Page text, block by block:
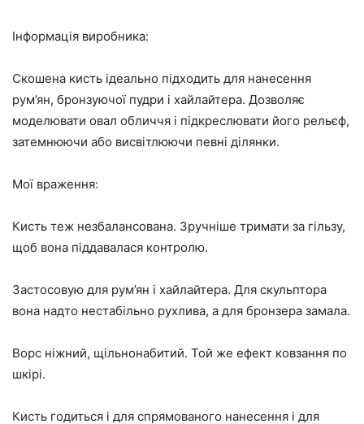
Інформація виробника:
Скошена кисть ідеально підходить для нанесення
рум’ян, бронзуючої пудри і хайлайтера. Дозволяє
моделювати овал обличчя і підкреслювати його рельєф,
затемнюючи або висвітлюючи певні ділянки.
Мої враження:
Кисть теж незбалансована. Зручніше тримати за гільзу,
щоб вона піддавалася контролю.
Застосовую для рум’ян і хайлайтера. Для скульптора
вона надто нестабільно рухлива, а для бронзера замала.
Ворс ніжний, щільнонабитий. Той же ефект ковзання по
шкірі.
Кисть годиться і для спрямованого нанесення і для